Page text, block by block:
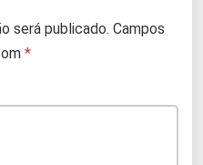
será publicado. Campos
*